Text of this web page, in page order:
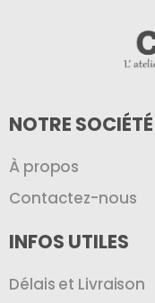
NOTRE SOCIÉTÉ
À propos
Contactez-nous
INFOS UTILES
Délais et Livraison